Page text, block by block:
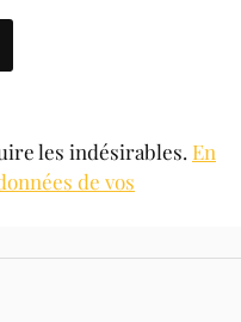
les indésirables. En
de vos